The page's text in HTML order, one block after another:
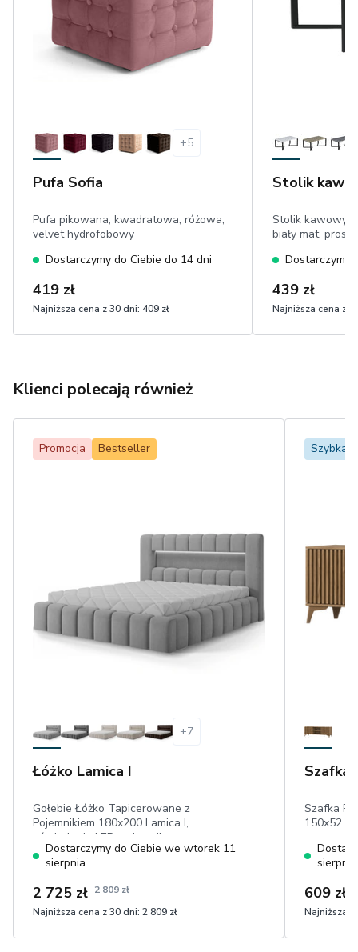
+5
Pufa Sofia
Pufa pikowana, kwadratowa, różowa,
velvet hydrofobowy
Dostarczymy do Ciebie do 14 dni
419 zł
Najniższa cena z 30 dni: 409 zł
Stolik
Stolik kawowy
biały mat,
Dostarczymy
439 zł
Najniższa cena z
Klienci polecają również
Promocja Bestseller
+7
Łóżko Lamica I
Gołebie Łóżko Tapicerowane z
Pojemnikiem 180x200 Lamica I,
oświetlenie LED, pojemnik,
tapicerowane wezgłowie, rama
drewniana, welwet hydrofobowy
Dostarczymy do Ciebie we wtorek 11
sierpnia
2 725 zł 2 809 zł
Najniższa cena z 30 dni: 2 809 zł
Szybka
Szafka
Szafka
150x52
sierpnia
609 zł
Najniższa